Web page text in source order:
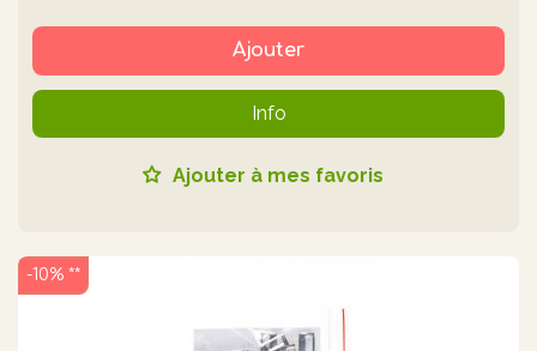
Ajouter
Info
Ajouter à mes favoris
-10% **